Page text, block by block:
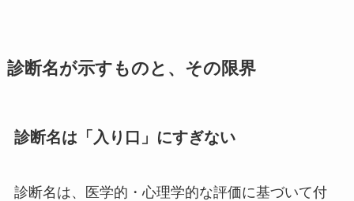
診断名が示すものと、その限界
診断名は「入り口」にすぎない
診断名は、医学的・心理学的な評価に基づいて付